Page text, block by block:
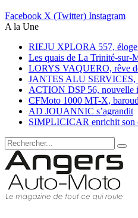
Facebook X (Twitter) Instagram
A la Une
RIEJU XPLORA 557,
Les quais de La Trinité-sur-
LORYS VAQUERO, rêve
JANTES ALU SERVICES,
ACTION DSP 56, nouvelle
CFMoto 1000 MT-X,
AD JOUANNIC s’agrandit
SIMPLICICAR enrichit son